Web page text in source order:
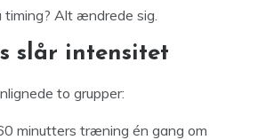
Alt ændrede sig.
slår intensitet
to grupper:
minutters træning én gang om